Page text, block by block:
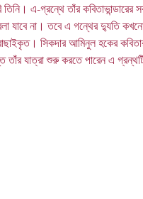
এ-গ্রন্থে তাঁর কবিতাভান্ডারের
যাবে না। তবে এ গন্থের দ্যুতি
সিকদার আমিনুল হকের
তাঁর যাত্রা শুরু করতে পারেন এ